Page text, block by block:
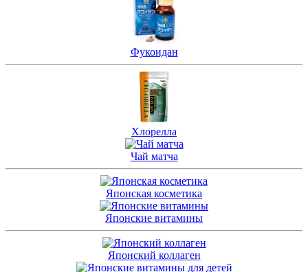
Фукоидан
Хлорелла
Чай матча
Японская косметика
Японские витамины
Японский коллаген